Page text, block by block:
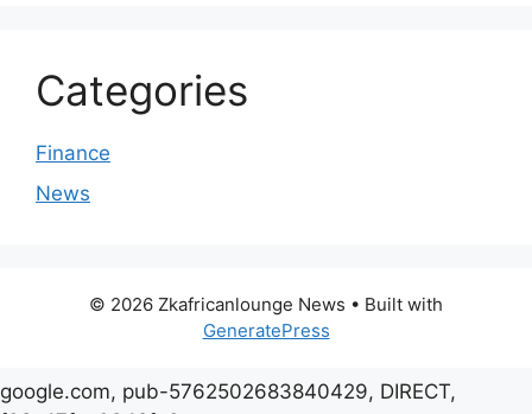
Categories
Finance
News
© 2026 Zkafricanlounge News • Built with
GeneratePress
google.com, pub-5762502683840429, DIRECT,